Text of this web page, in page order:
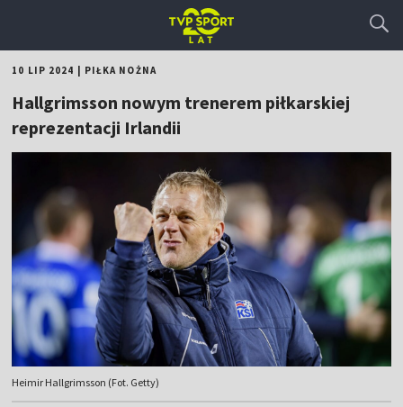
10 LIP 2024 PIŁKA NOŻNA
Hallgrimsson nowym trenerem piłkarskiej
reprezentacji Irlandii
Heimir Hallgrimsson (Fot. Getty)